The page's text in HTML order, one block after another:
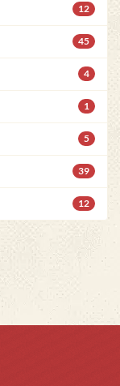
12
45
4
1
5
39
12